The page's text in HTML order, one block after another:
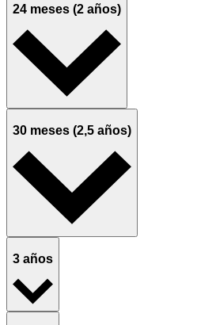
24 meses (2 años)
30 meses (2,5 años)
3 años